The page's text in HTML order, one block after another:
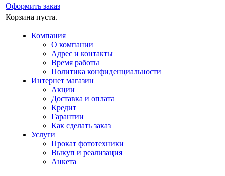
Оформить заказ
Корзина пуста.
Компания
О компании
Адрес и контакты
Время работы
Политика конфиденциальности
Интернет магазин
Акции
Доставка и оплата
Кредит
Гарантии
Как сделать заказ
Услуги
Прокат фототехники
Выкуп и реализация
Анкета